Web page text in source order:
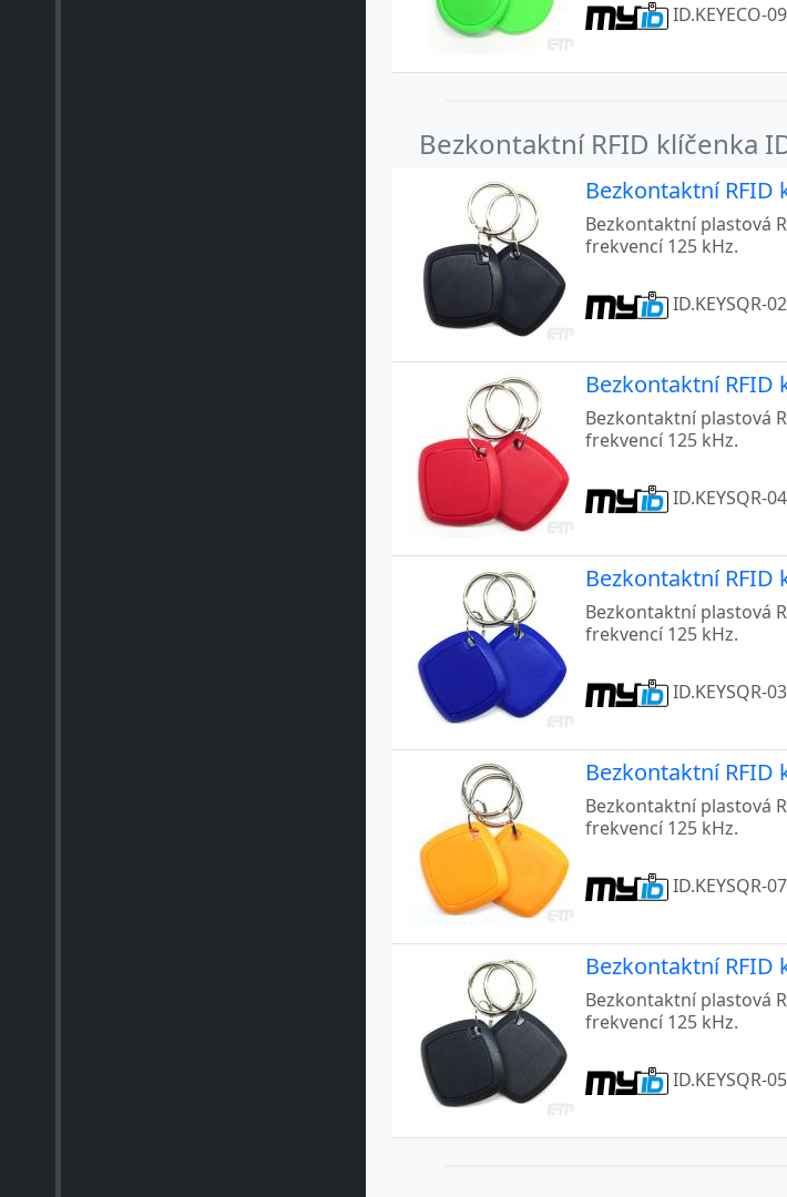
ID.KEYECO-09
Bezkontaktní RFID klíčenka
Bezkontaktní RFID
Bezkontaktní plastová
frekvencí 125 kHz.
ID.KEYSQR-02
Bezkontaktní RFID
Bezkontaktní plastová
frekvencí 125 kHz.
ID.KEYSQR-04
Bezkontaktní RFID
Bezkontaktní plastová
frekvencí 125 kHz.
ID.KEYSQR-03
Bezkontaktní RFID
Bezkontaktní plastová
frekvencí 125 kHz.
ID.KEYSQR-07
Bezkontaktní RFID
Bezkontaktní plastová
frekvencí 125 kHz.
ID.KEYSQR-05